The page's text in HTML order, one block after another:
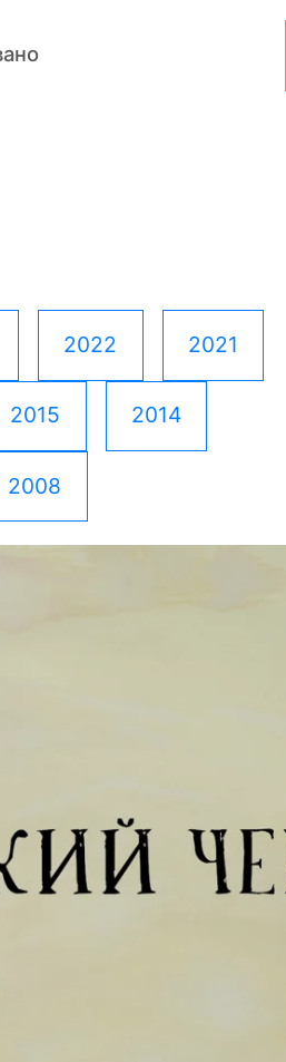
2022 2021
2015 2014
2008